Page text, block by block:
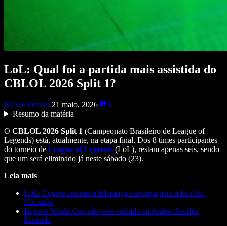
LoL: Qual foi a partida mais assistida do
CBLOL 2026 Split 1?
Nicole Pereira 21 maio, 2026
0
Resumo da matéria
O CBLOL 2026 Split 1 (Campeonato Brasileiro de League of
Legends) está, atualmente, na etapa final. Dos 8 times participantes
do torneio de League of Legends (LoL), restam apenas seis, sendo
que um será eliminado já neste sábado (23).
Leia mais
LoL: Equipe assume a liderança e avança para a final do
Circuitão
Esports World Cup não será sediada na Arábia Saudita;
Entenda